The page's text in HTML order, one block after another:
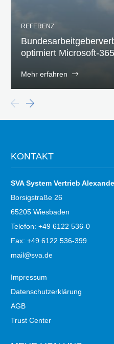
REFERENZ
optimiert Microsoft-
Mehr erfahren
KONTAKT
SVA System Vertrieb
Borsigstraße 26
65205 Wiesbaden
Telefon: +49 6122 536-0
Fax: +49 6122 536-399
mail@sva.de
Impressum
Datenschutzerklärung
AGB
Trust Center